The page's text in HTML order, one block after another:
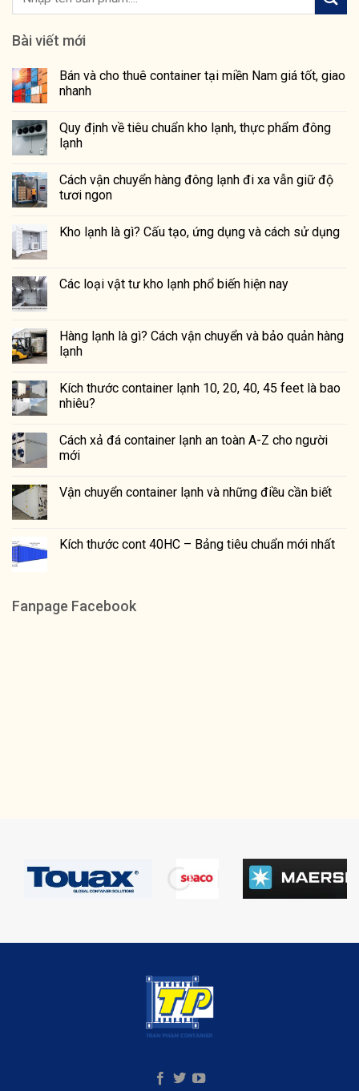
Bài viết mới
Bán và cho thuê container tại miền Nam giá tốt, giao
nhanh
Quy định về tiêu chuẩn kho lạnh, thực phẩm đông
lạnh
Cách vận chuyển hàng đông lạnh đi xa vẫn giữ độ
tươi ngon
Kho lạnh là gì? Cấu tạo, ứng dụng và cách sử dụng
Các loại vật tư kho lạnh phổ biến hiện nay
Hàng lạnh là gì? Cách vận chuyển và bảo quản hàng
lạnh
Kích thước container lạnh 10, 20, 40, 45 feet là bao
nhiêu?
Cách xả đá container lạnh an toàn A-Z cho người
mới
Vận chuyển container lạnh và những điều cần biết
Kích thước cont 40HC – Bảng tiêu chuẩn mới nhất
Fanpage Facebook